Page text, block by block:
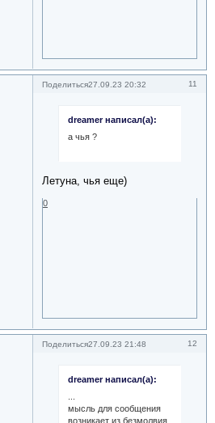
Поделиться 11
27.09.23 20:32
dreamer написал(а):
а чья ?
Летуна, чья еще)
0
Поделиться 12
27.09.23 21:48
dreamer написал(а):
мысль для сообщения
возникает из безмолвия